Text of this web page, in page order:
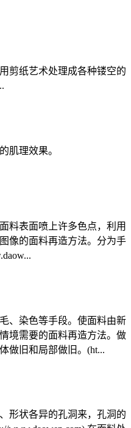
剪纸艺术处理成各种镂空的
肌理效果。
料表面喷上许多色点，利用
像的面料再造方法。分为手
、染色等手段。使面料由新
境需要的面料再造方法。做
做旧和局部做旧。(ht...
形状各异的孔洞来，孔洞的